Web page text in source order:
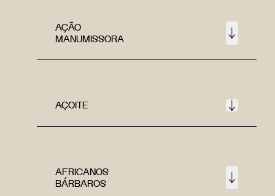
AÇÃO
MANUMISSORA
AÇOITE
AFRICANOS
BÁRBAROS